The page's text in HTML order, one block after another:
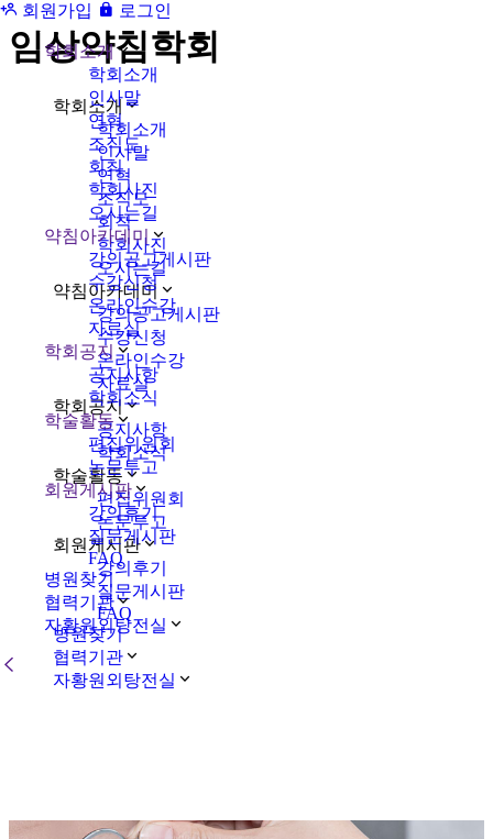
임상약침학회
학회소개
학회소개
인사말
연혁
조직도
회칙
학회사진
오시는길
약침아카데미
강의공고게시판
수강신청
온라인수강
자료실
학회공지
공지사항
학회소식
학술활동
편집위원회
논문투고
회원게시판
강의후기
질문게시판
FAQ
병원찾기
협력기관
자황원외탕전실
회원가입 로그인
학회소개
학회소개
인사말
연혁
조직도
회칙
학회사진
오시는길
약침아카데미
강의공고게시판
수강신청
온라인수강
자료실
학회공지
공지사항
학회소식
학술활동
편집위원회
논문투고
회원게시판
강의후기
질문게시판
FAQ
병원찾기
협력기관
자황원외탕전실